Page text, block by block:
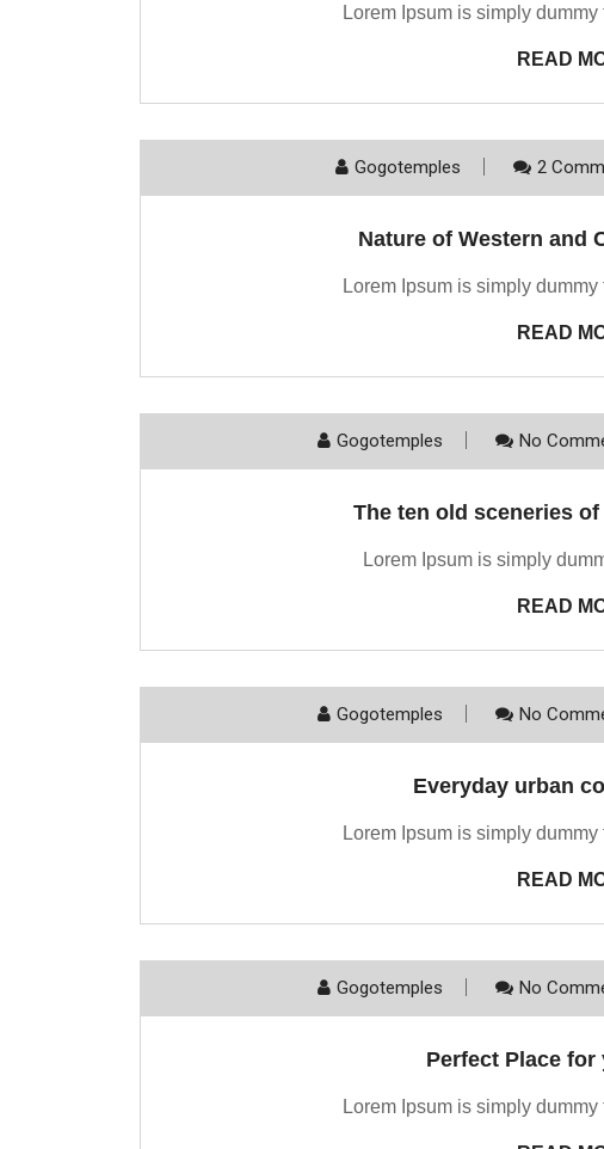
Lorem Ipsum is simply
READ
Gogotemples 2
Nature of Western and
Lorem Ipsum is simply
READ
Gogotemples No
The ten old sceneries
Lorem Ipsum is simply
READ
Gogotemples No
Everyday urban
Lorem Ipsum is simply
READ
Gogotemples No
Perfect Place
Lorem Ipsum is simply